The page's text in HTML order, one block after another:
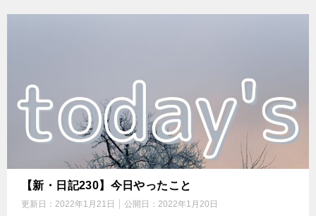
【新・日記230】今日やったこと
更新日： 2022年1月21日 公開日： 2022年1月20日